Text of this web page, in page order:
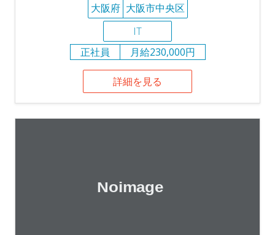
大阪府 大阪市中央区
IT
正社員
月給230,000円
詳細を見る